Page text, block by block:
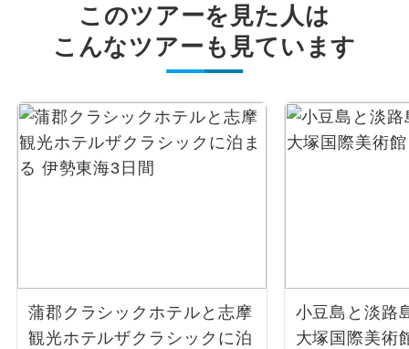
このツアーを見た人は
こんなツアーも見ています
蒲郡クラシックホテルと志摩
観光ホテルザクラシックに泊
小豆島と淡路
大塚国際美術